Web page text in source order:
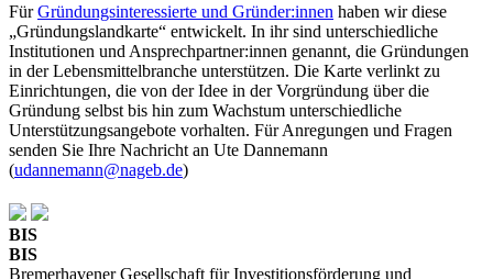
FürGründungsinteressierte und Gründer:innen haben wir diese
„Gründungslandkarte“ entwickelt. In ihr sind unterschiedliche
Institutionen und Ansprechpartner:innen genannt, die Gründungen
in der Lebensmittelbranche unterstützen. Die Karte verlinkt zu
Einrichtungen, die von der Idee in der Vorgründung über die
Gründung selbst bis hin zum Wachstum unterschiedliche
Unterstützungsangebote vorhalten. Für Anregungen und Fragen
senden Sie Ihre Nachricht an Ute Dannemann
(udannemann@nageb.de)
BIS
BIS
Bremerhavener Gesellschaft für Investitionsförderung und